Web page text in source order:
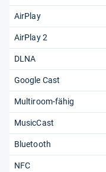
AirPlay
AirPlay 2
DLNA
Google Cast
Multiroom-fähig
MusicCast
Bluetooth
NFC